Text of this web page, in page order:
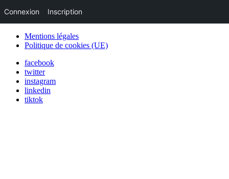
Mentions légales
Politique de cookies (UE)
facebook
twitter
instagram
linkedin
tiktok
Connexion Inscription